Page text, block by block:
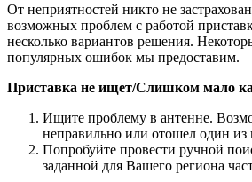
От неприятностей никто не
возможных проблем с работой
несколько вариантов решения.
популярных ошибок мы предоставим.
Приставка не ищет/Слишком мало
Ищите проблему в антенне.
неправильно или отошел один из
Попробуйте провести ручной
заданной для Вашего региона